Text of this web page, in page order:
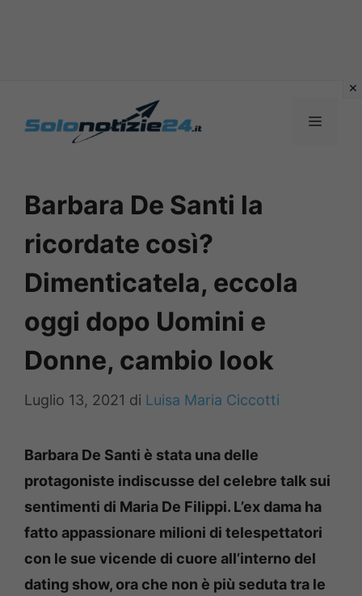
MENU
Barbara De Santi la
ricordate così?
Dimenticatela, eccola
oggi dopo Uomini e
Donne, cambio look
Luglio 13, 2021 di Luisa Maria Ciccotti
Barbara De Santi è stata una delle
protagoniste indiscusse del celebre talk sui
sentimenti di Maria De Filippi. L’ex dama ha
fatto appassionare milioni di telespettatori
con le sue vicende di cuore all’interno del
dating show, ora che non è più seduta tra le